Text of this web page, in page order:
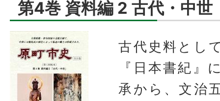
第4巻 資料編 2 古代・中世
古代史料とし
『日本書紀』
承から、文治